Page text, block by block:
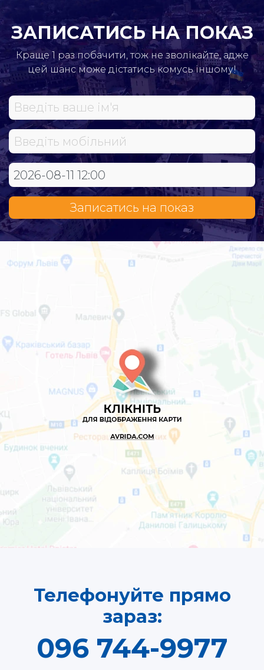
ЗАПИСАТИСЬ НА ПОКАЗ
Краще 1 раз побачити, тож не зволікайте, адже
цей шанс може дістатись комусь іншому!
Записатись на показ
Телефонуйте прямо
зараз:
096 744-9977